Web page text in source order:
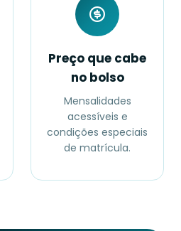
Preço que cabe
no bolso
Mensalidades
acessíveis e
condições especiais
de matrícula.